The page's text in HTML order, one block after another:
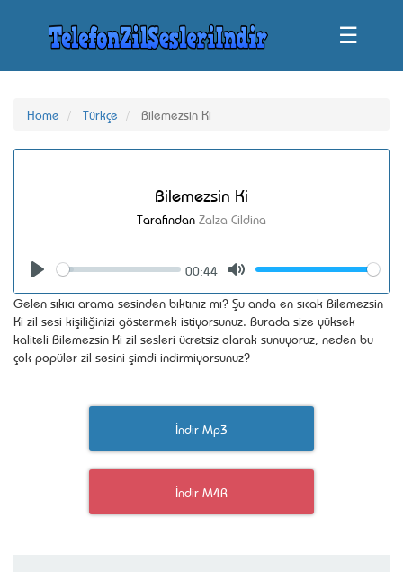
☰
Home Türkçe Bilemezsin Ki
Bilemezsin Ki
Tarafından Zalza Cildina
Seek
00:44
Volume
Gelen sıkıcı arama sesinden bıktınız mı? Şu anda en sıcak Bilemezsin
Ki zil sesi kişiliğinizi göstermek istiyorsunuz. Burada size yüksek
kaliteli Bilemezsin Ki zil sesleri ücretsiz olarak sunuyoruz, neden bu
çok popüler zil sesini şimdi indirmiyorsunuz?
İndir Mp3
İndir M4R